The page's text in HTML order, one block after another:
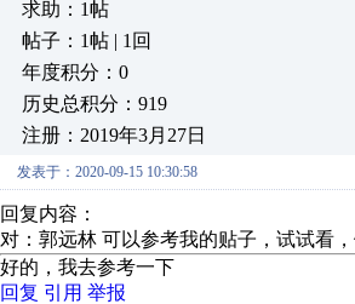
求助：1帖
帖子：1帖 | 1回
年度积分：0
历史总积分：919
注册：2019年3月27日
发表于：2020-09-15 10:30:58
回复内容：
对：郭远林 可以参考我的贴子，试试看，
好的，我去参考一下
回复 引用 举报